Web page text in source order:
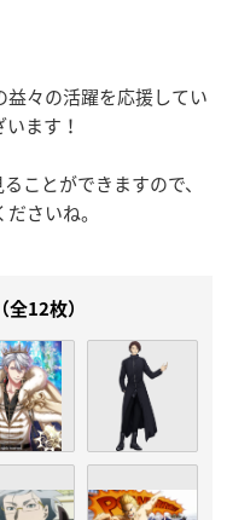
益々の活躍を応援してい
ます！
ことができますので、
さいね。
全12枚）